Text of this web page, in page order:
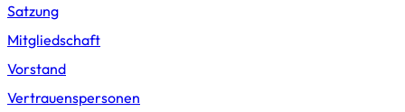
Satzung
Mitgliedschaft
Vorstand
Vertrauenspersonen